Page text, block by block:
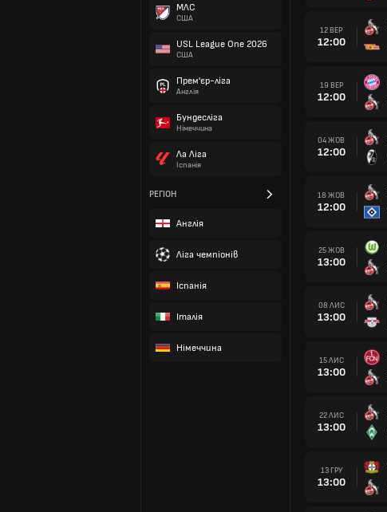
МЛС
США
USL League One 2026
США
Прем'єр-ліга
Англія
Бундесліга
Німеччина
Ла Ліга
Іспанія
РЕГІОН
Англія
Ліга чемпіонів
Іспанія
Італія
Німеччина
12 ВЕР
12:00
19 ВЕР
12:00
04 ЖОВ
12:00
18 ЖОВ
12:00
25 ЖОВ
13:00
08 ЛИС
13:00
15 ЛИС
13:00
22 ЛИС
13:00
13 ГРУ
13:00